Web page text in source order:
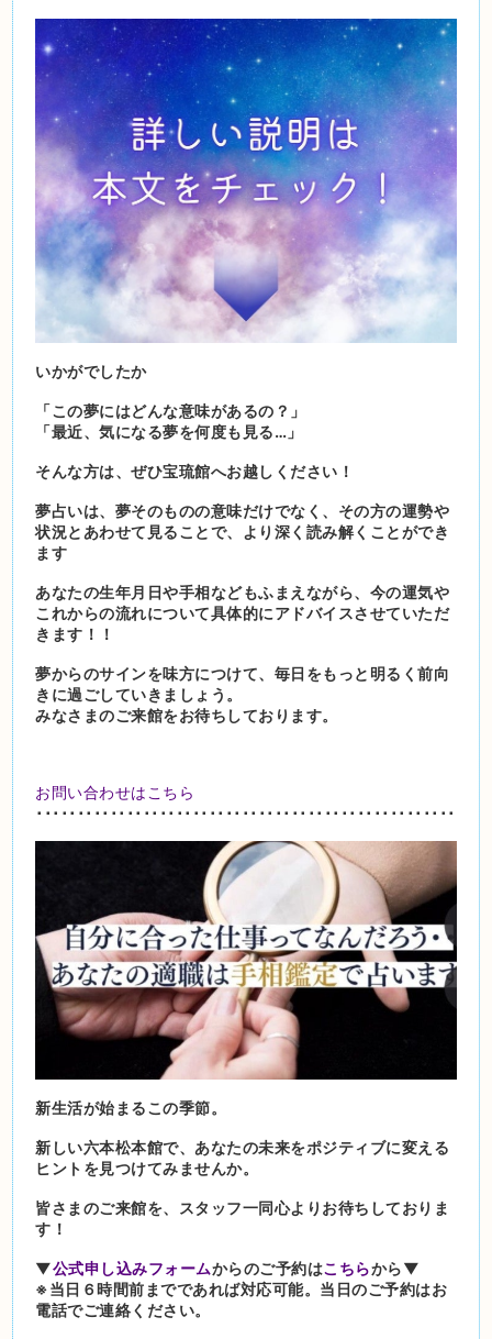
いかがでしたか
「この夢にはどんな意味があるの？」
「最近、気になる夢を何度も見る…」
そんな方は、ぜひ宝琉館へお越しください！
夢占いは、夢そのものの意味だけでなく、その方の運勢や
状況とあわせて見ることで、より深く読み解くことができ
ます
あなたの生年月日や手相などもふまえながら、今の運気や
これからの流れについて具体的にアドバイスさせていただ
きます！！
夢からのサインを味方につけて、毎日をもっと明るく前向
きに過ごしていきましょう。
みなさまのご来館をお待ちしております。
お問い合わせはこちら
･･･････････････････････････････････････････････････
新生活が始まるこの季節。
新しい六本松本館で、あなたの未来をポジティブに変える
ヒントを見つけてみませんか。
皆さまのご来館を、スタッフ一同心よりお待ちしておりま
す！
▼公式申し込みフォームからのご予約はこちらから▼
※当日６時間前までであれば対応可能。当日のご予約はお
電話でご連絡ください。